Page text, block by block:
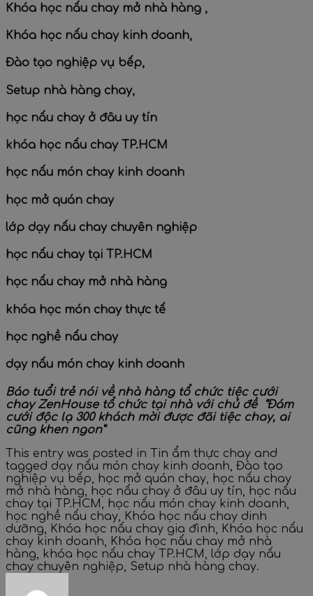
Khóa học nấu chay mở nhà hàng ,
Khóa học nấu chay kinh doanh,
Đào tạo nghiệp vụ bếp,
Setup nhà hàng chay,
học nấu chay ở đâu uy tín
khóa học nấu chay TP.HCM
học nấu món chay kinh doanh
học mở quán chay
lớp dạy nấu chay chuyên nghiệp
học nấu chay tại TP.HCM
học nấu chay mở nhà hàng
khóa học món chay thực tế
học nghề nấu chay
dạy nấu món chay kinh doanh
Báo tuổi trẻ nói về nhà hàng tổ chức tiệc cưới
chayZenHouse tổ chức tại nhà với chủ đề “Đám
cưới độc lạ 300 khách mời được đãi tiệc chay, ai
cũng khen ngon”
This entry was posted in
Tin ẩm thực chay and
tagged dạy nấu món chay kinh doanh Đào tạo
nghiệp vụ bếp
học mở quán chay
học nấu chay
mở nhà hàng
học nấu chay ở đâu uy tín
học nấu
chay tại TP.HCM
học nấu món chay kinh doanh
học nghề nấu chay
Khóa học nấu chay dinh
dưỡng
Khóa học nấu chay gia đình
Khóa học nấu
chay kinh doanh
Khóa học nấu chay mở nhà
hàng
khóa học nấu chay TP.HCM
lớp dạy nấu
chay chuyên nghiệp
Setup nhà hàng chay.